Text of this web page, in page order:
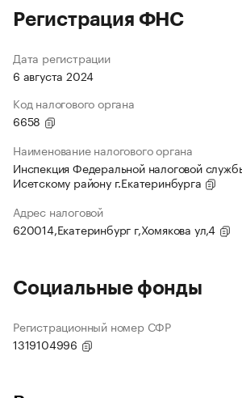
Регистрация ФНС
Дата регистрации
6 августа 2024
Код налогового органа
6658
Наименование налогового органа
Инспекция Федеральной налоговой
Исетскому району г.Екатеринбурга
Адрес налоговой
620014,Екатеринбург г,Хомякова ул,4
Социальные фонды
Регистрационный номер СФР
1319104996